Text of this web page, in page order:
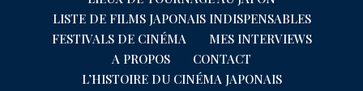
LISTE DE FILMS JAPONAIS INDISPENSABLES
FESTIVALS DE CINÉMA
MES INTERVIEWS
A PROPOS
CONTACT
L’HISTOIRE DU CINÉMA JAPONAIS